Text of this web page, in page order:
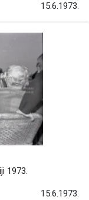
15.6.1973.
1973.
15.6.1973.